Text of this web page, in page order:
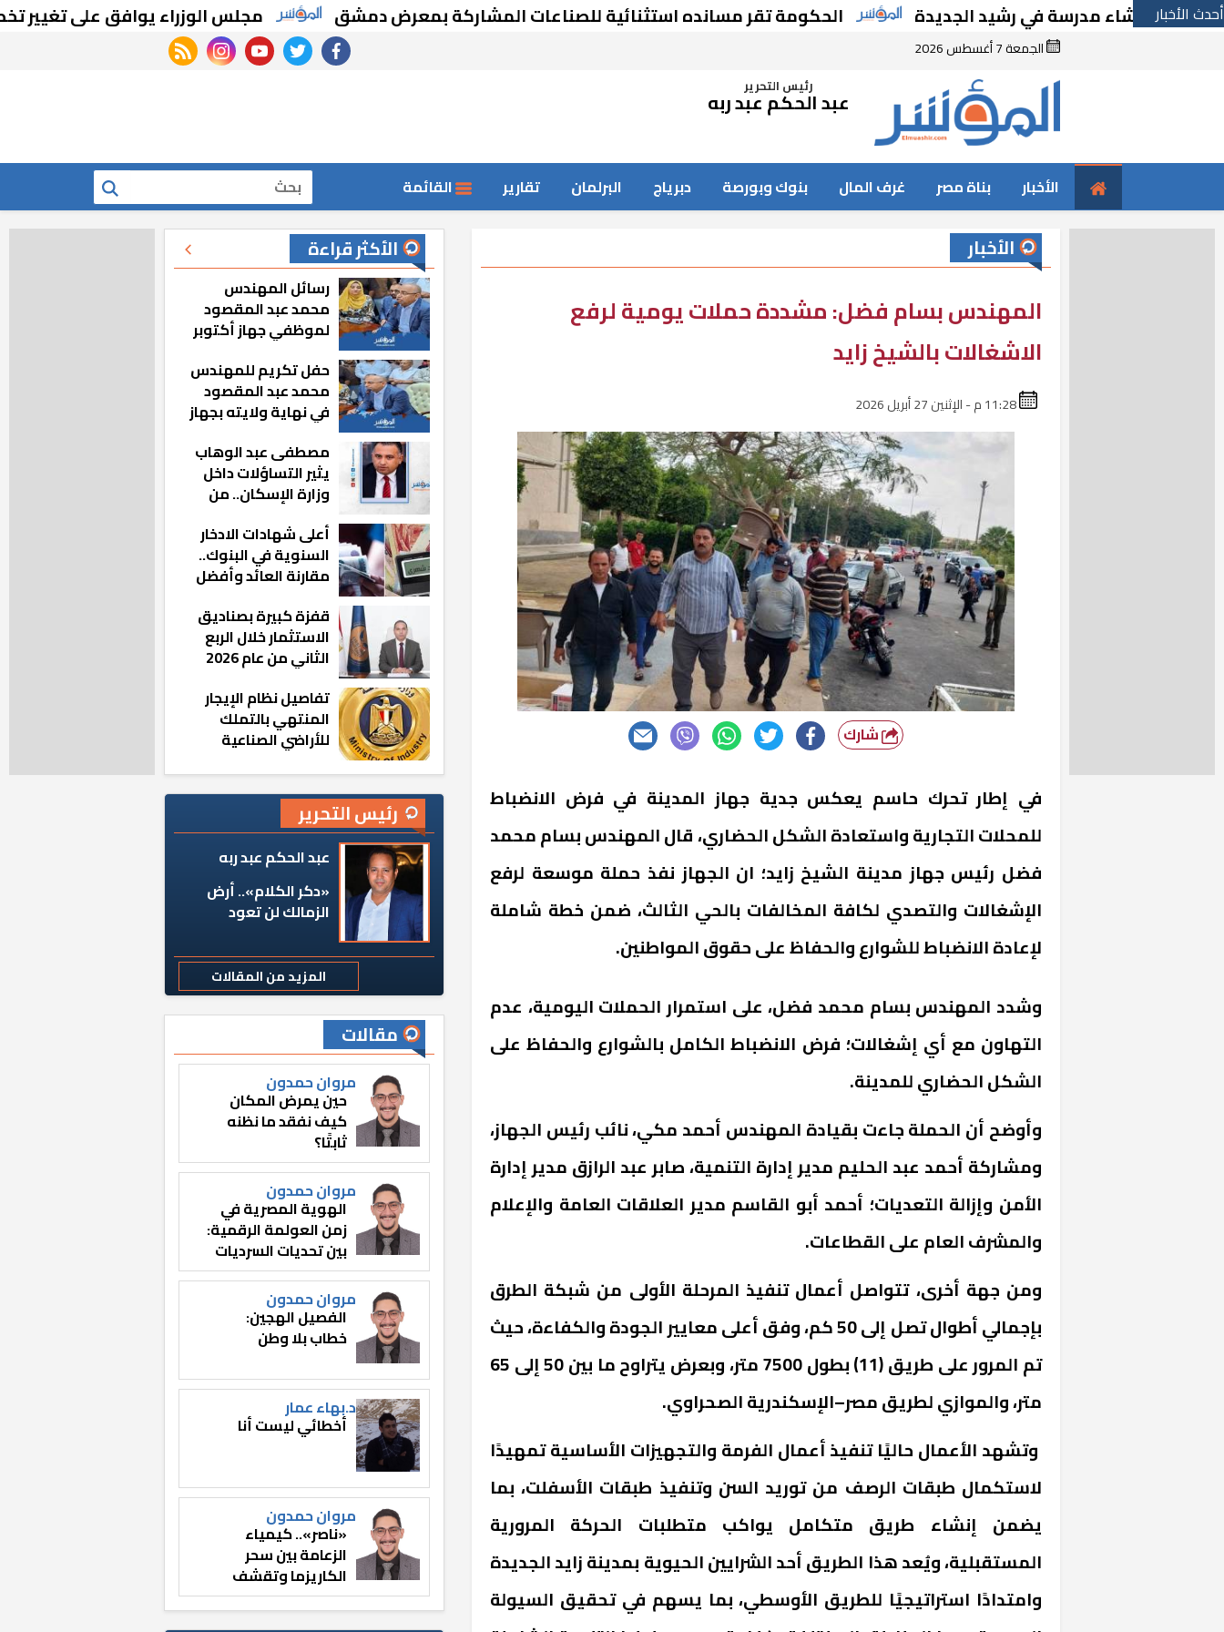
أحدث الأخباربإنشاء مدرسة في رشيد الجديدة الحكومة تقر مسانده استثنائية للصناعات المشاركة بمعرض دمشق مجلس الوزراء يوافق على تغيير تخصيص
الجمعة 7 أغسطس 2026 facebook
twitter
youtube
instagram
rss feed
رئيس التحرير
عبد الحكم عبد ربه
الأخبار بناة مصر غرف المال بنوك وبورصة دبرياج البرلمان تقارير القائمة بحث
الأخبار
المهندس بسام فضل: مشددة حملات يومية لرفع
الاشغالات بالشيخ زايد
شارك
في إطار تحرك حاسم يعكس جدية جهاز المدينة في فرض الانضباط
للمحلات التجارية واستعادة الشكل الحضاري، قال المهندس بسام محمد
فضل رئيس جهاز مدينة الشيخ زايد؛ ان الجهاز نفذ حملة موسعة لرفع
الإشغالات والتصدي لكافة المخالفات بالحي الثالث، ضمن خطة شاملة
لإعادة الانضباط للشوارع والحفاظ على حقوق المواطنين.
وشدد المهندس بسام محمد فضل، على استمرار الحملات اليومية، عدم
التهاون مع أي إشغالات؛ فرض الانضباط الكامل بالشوارع والحفاظ على
الشكل الحضاري للمدينة.
وأوضح أن الحملة جاءت بقيادة المهندس أحمد مكي، نائب رئيس الجهاز،
ومشاركة أحمد عبد الحليم مدير إدارة التنمية، صابر عبد الرازق مدير إدارة
الأمن وإزالة التعديات؛ أحمد أبو القاسم مدير العلاقات العامة والإعلام
والمشرف العام على القطاعات.
ومن جهة أخرى، تتواصل أعمال تنفيذ المرحلة الأولى من شبكة الطرق
بإجمالي أطوال تصل إلى 50 كم، وفق أعلى معايير الجودة والكفاءة، حيث
تم المرور على طريق (11) بطول 7500 متر، وبعرض يتراوح ما بين 50 إلى 65
متر، والموازي لطريق مصر–الإسكندرية الصحراوي.
وتشهد الأعمال حاليًا تنفيذ أعمال الفرمة والتجهيزات الأساسية تمهيدًا
لاستكمال طبقات الرصف من توريد السن وتنفيذ طبقات الأسفلت، بما
يضمن إنشاء طريق متكامل يواكب متطلبات الحركة المرورية
المستقبلية، ويُعد هذا الطريق أحد الشرايين الحيوية بمدينة زايد الجديدة
وامتدادًا استراتيجيًا للطريق الأوسطي، بما يسهم في تحقيق السيولة
الأكثر قراءة
رسائل المهندس
محمد عبد المقصود
لموظفي جهاز أكتوبر
مشيت والمدينة
رجعت للخلف»
حفل تكريم للمهندس
محمد عبد المقصود
في نهاية ولايته بجهاز
مصطفى عبد الوهاب
يثير التساؤلات داخل
وزارة الإسكان.. من
المناصب؟
أعلى شهادات الادخار
السنوية في البنوك..
مقارنة العائد وأفضل
قفزة كبيرة بصناديق
الاستثمار خلال الربع
الثاني من عام 2026
تفاصيل نظام الإيجار
المنتهي بالتملك
للأراضي الصناعية
رئيس التحرير
عبد الحكم عبد ربه
«دكر الكلام».. أرض
الزمالك لن تعود
المزيد من المقالات
مقالات
مروان حمدون
حين يمرض المكان
كيف نفقد ما نظنه
ثابتًا؟
مروان حمدون
الهوية المصرية في
زمن العولمة الرقمية:
بين تحديات السرديات
وصناعة الوعي
مروان حمدون
الفصيل الهجين:
خطاب بلا وطن
د.بهاء عمار
أخطائي ليست أنا
مروان حمدون
«ناصر».. كيمياء
الزعامة بين سحر
الكاريزما وتقشف
الثائر